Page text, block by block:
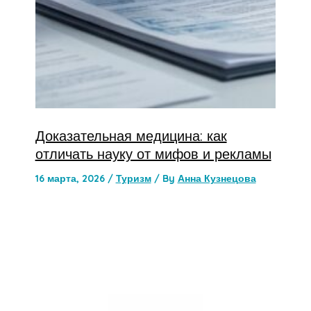
Доказательная медицина: как
отличать науку от мифов и рекламы
16 марта, 2026 / Туризм/ By Анна Кузнецова